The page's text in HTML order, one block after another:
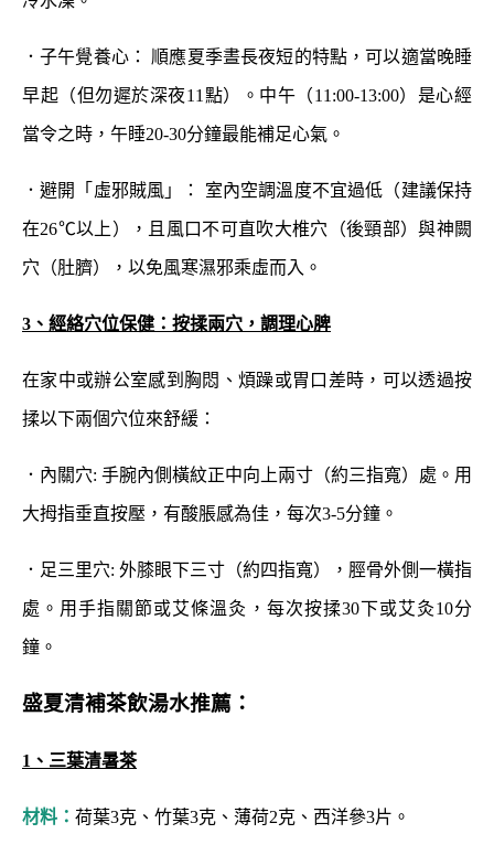
．子午覺養心： 順應夏季晝長夜短的特點，可以適當晚睡
早起（但勿遲於深夜11點）。中午（11:00-13:00）是心經
當令之時，午睡20-30分鐘最能補足心氣。
．避開「虛邪賊風」： 室內空調溫度不宜過低（建議保持
在26℃以上），且風口不可直吹大椎穴（後頸部）與神闕
穴（肚臍），以免風寒濕邪乘虛而入。
3、經絡穴位保健：按揉兩穴，調理心脾
在家中或辦公室感到胸悶、煩躁或胃口差時，可以透過按
揉以下兩個穴位來舒緩：
．內關穴: 手腕內側橫紋正中向上兩寸（約三指寬）處。用
大拇指垂直按壓，有酸脹感為佳，每次3-5分鐘。
．足三里穴: 外膝眼下三寸（約四指寬），脛骨外側一橫指
處。用手指關節或艾條溫灸，每次按揉30下或艾灸10分
鐘。
盛夏清補茶飲湯水推薦：
1、三葉清暑茶
材料： 荷葉3克、竹葉3克、薄荷2克、西洋參3片。